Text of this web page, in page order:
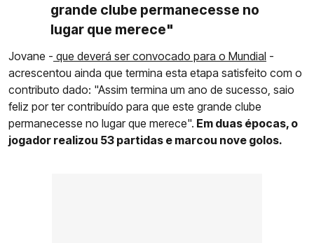
grande clube permanecesse no
lugar que merece"
Jovane - que deverá ser convocado para o Mundial -
acrescentou ainda que termina esta etapa satisfeito com o
contributo dado: "Assim termina um ano de sucesso, saio
feliz por ter contribuído para que este grande clube
permanecesse no lugar que merece". Em duas épocas, o
jogador realizou 53 partidas e marcou nove golos.